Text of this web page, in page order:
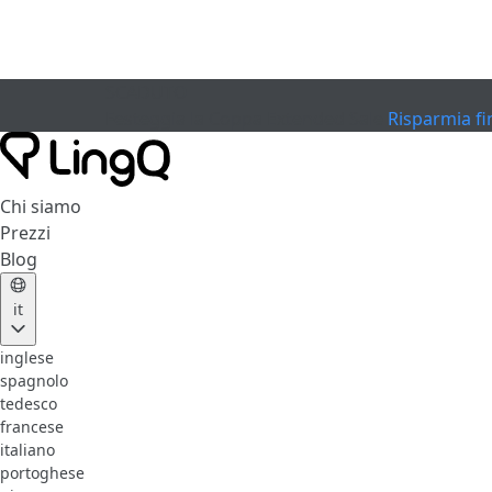
Risparmia
Chi siamo
Prezzi
Blog
it
inglese
spagnolo
tedesco
francese
italiano
portoghese